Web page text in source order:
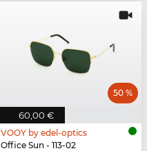
60,00 €
50 %
VOOY by edel-optics
Office Sun - 113-02